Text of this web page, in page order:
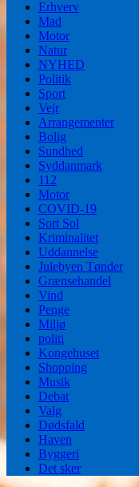
Erhverv
Mad
Motor
Natur
NYHED
Politik
Sport
Vejr
Arrangementer
Bolig
Sundhed
Syddanmark
112
Motor
COVID-19
Sort Sol
Kriminalitet
Uddannelse
Julebyen Tønder
Grænsehandel
Vind
Penge
Miljø
politi
Kongehuset
Shopping
Musik
Debat
Valg
Dødsfald
Haven
Byggeri
Det sker